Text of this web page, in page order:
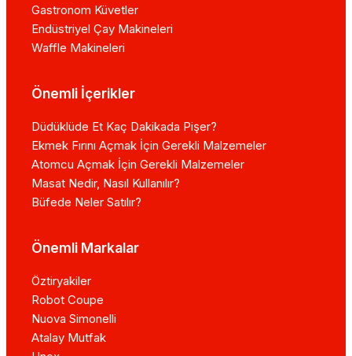
Gastronom Küvetler
Endüstriyel Çay Makineleri
Waffle Makineleri
Önemli İçerikler
Düdüklüde Et Kaç Dakikada Pişer?
Ekmek Fırını Açmak İçin Gerekli Malzemeler
Atomcu Açmak İçin Gerekli Malzemeler
Masat Nedir, Nasıl Kullanılır?
Büfede Neler Satılır?
Önemli Markalar
Öztiryakiler
Robot Coupe
Nuova Simonelli
Atalay Mutfak